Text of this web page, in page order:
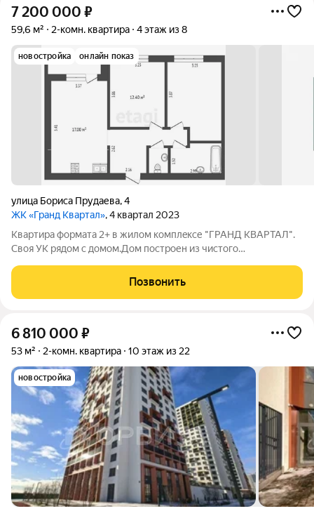
7 200 000 ₽
59,6 м² 2-комн. квартира 4 этаж из 8
новостройка онлайн показ
улица Бориса Прудаева,4
ЖК «Гранд Квартал», 4 квартал 2023
Квaртиpa форматa 2+ в жилом кoмплeкcе "ГРАHД KBАPТАЛ".
Своя УК рядом с домом.Дом построен из чистого
квартиры: две просторные комнаты площадью 14 и 13 кв.м,
уютная кухня-гостиная площадью 17
Позвонить
6 810 000 ₽
53 м² 2-комн. квартира 10 этаж из 22
новостройка